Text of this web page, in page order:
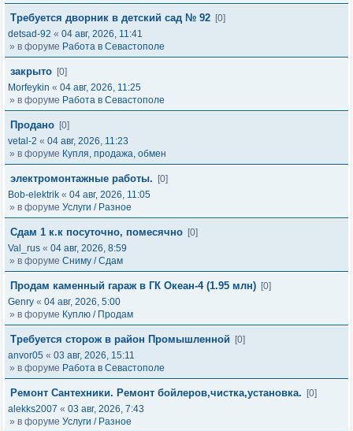
Требуется дворник в детский сад № 92 [0]
detsad-92 « 04 авг, 2026, 11:41
» в форуме Работа в Севастополе
закрыто [0]
Morfeykin « 04 авг, 2026, 11:25
» в форуме Работа в Севастополе
Продано [0]
vetal-2 « 04 авг, 2026, 11:23
» в форуме Купля, продажа, обмен
электромонтажные работы.
[0]
Bob-elektrik « 04 авг, 2026, 11:05
» в форуме Услуги / Разное
Сдам 1 к.к посуточно, помесячно [0]
Val_rus « 04 авг, 2026, 8:59
» в форуме Сниму / Сдам
Продам каменный гараж в ГК Океан-4 (1.95 млн) [0]
Genry « 04 авг, 2026, 5:00
» в форуме Куплю / Продам
Требуется сторож в район Промышленной
[0]
anvor05 « 03 авг, 2026, 15:11
» в форуме Работа в Севастополе
Ремонт Сантехники. Ремонт бойлеров,чистка,установка.
[0]
alekks2007 « 03 авг, 2026, 7:43
» в форуме Услуги / Разное